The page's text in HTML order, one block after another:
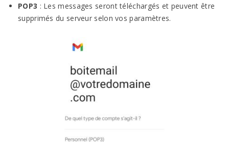
POP3 : Les messages seront téléchargés et peuvent être
supprimés du serveur selon vos paramètres.